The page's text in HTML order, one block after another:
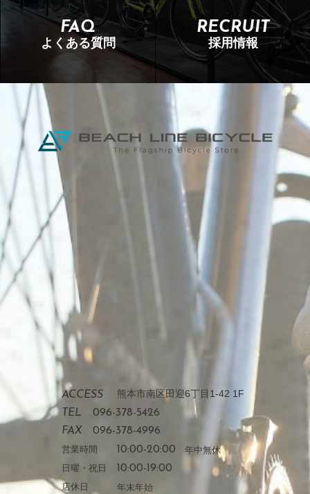
FAQ
よくある質問
RECRUIT
採用情報
ACCESS 熊本市南区田迎6丁目1-42 1F
TEL
096-378-5426
FAX
096-378-4996
営業時間 10:00-20:00 年中無休
日曜・祝日
10:00-19:00
店休日 年末年始